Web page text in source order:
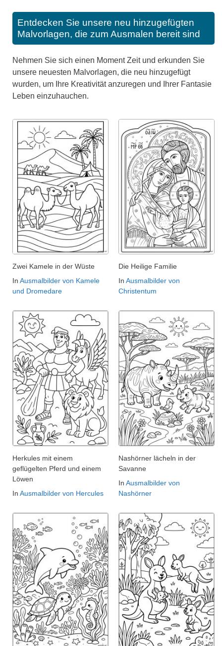
Entdecken Sie unsere neu hinzugefügten
Malvorlagen, die zum Ausmalen bereit sind
Nehmen Sie sich einen Moment Zeit und erkunden Sie
unsere neuesten Malvorlagen, die neu hinzugefügt
wurden, um Ihre Kreativität anzuregen und Ihrer Fantasie
Leben einzuhauchen.
Zwei Kamele in der Wüste
In Ausmalbilder von Kamele
und Dromedare
Die Heilige Familie
In Ausmalbilder von
Christentum
Herkules mit einem
geflügelten Pferd und einem
Löwen
In Ausmalbilder von Hercules
Nashörner lächeln in der
Savanne
In Ausmalbilder von
Nashörner